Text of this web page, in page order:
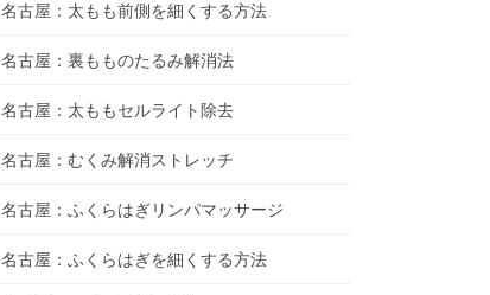
名古屋：太もも前側を細くする方法
名古屋：裏もものたるみ解消法
名古屋：太ももセルライト除去
名古屋：むくみ解消ストレッチ
名古屋：ふくらはぎリンパマッサージ
名古屋：ふくらはぎを細くする方法